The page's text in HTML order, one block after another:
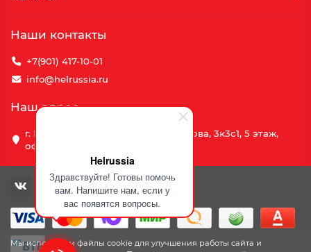
Helrussia
Здравствуйте! Готовы помочь
вам. Напишите нам, если у
вас появятся вопросы.
Мы используем файлы cookie для улучшения работы сайта и
Наши контакты
+7(901) 417-10-01
info@helrussia.ru
Наш адрес
г. Москва, улица Василия Петушкова, 3к3c1, 5 этаж,
офис 69